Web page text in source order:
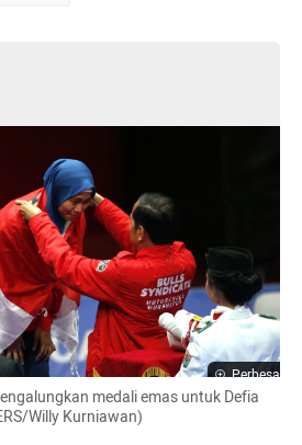
Perbesar
medali emas untuk Defia
Willy Kurniawan)